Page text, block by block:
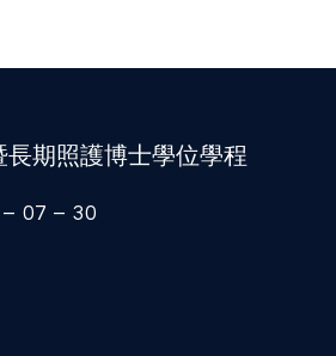
長期照護博士學位學程
07 – 30